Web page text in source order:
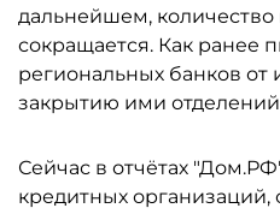
дальнейшем,
сокращается. Как ранее
региональных банков от
закрытию ими отделений
Сейчас в отчётах
кредитных